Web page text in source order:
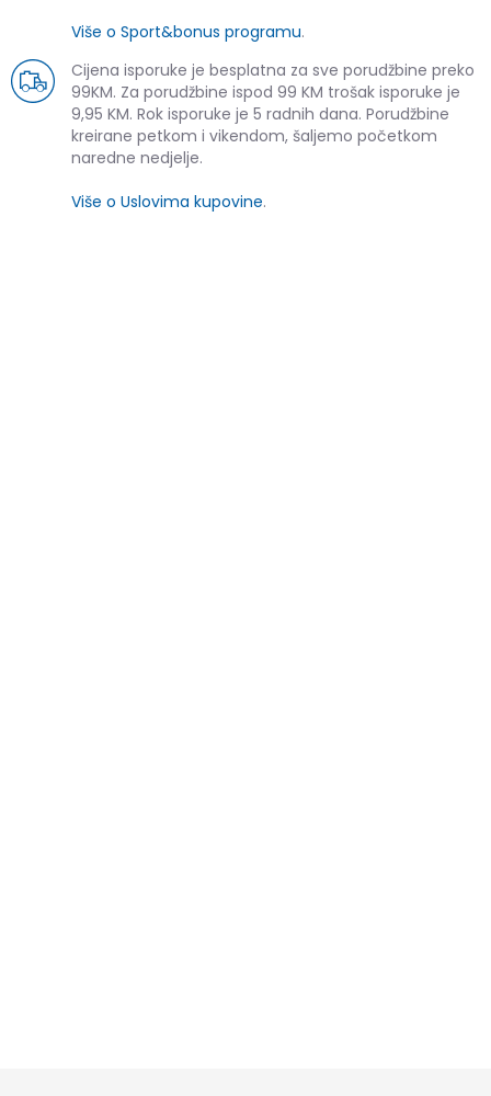
Više o Sport&bonus programu.
Cijena isporuke je besplatna za sve porudžbine preko
99KM. Za porudžbine ispod 99 KM trošak isporuke je
9,95 KM. Rok isporuke je 5 radnih dana. Porudžbine
kreirane petkom i vikendom, šaljemo početkom
naredne nedjelje.
Više o Uslovima kupovine.